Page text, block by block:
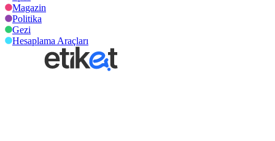
Magazin
Politika
Gezi
Hesaplama Araçları